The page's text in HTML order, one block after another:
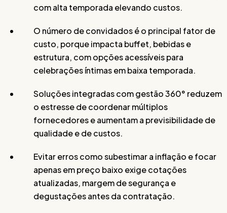
com alta temporada elevando custos.
O número de convidados é o principal fator de
custo, porque impacta buffet, bebidas e
estrutura, com opções acessíveis para
celebrações íntimas em baixa temporada.
Soluções integradas com gestão 360° reduzem
o estresse de coordenar múltiplos
fornecedores e aumentam a previsibilidade de
qualidade e de custos.
Evitar erros como subestimar a inflação e focar
apenas em preço baixo exige cotações
atualizadas, margem de segurança e
degustações antes da contratação.